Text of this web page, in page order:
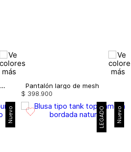
Body manga larga con insumos
Pantalón largo de mesh
$ 398 900
Nuevo Nuevo
LEGADO